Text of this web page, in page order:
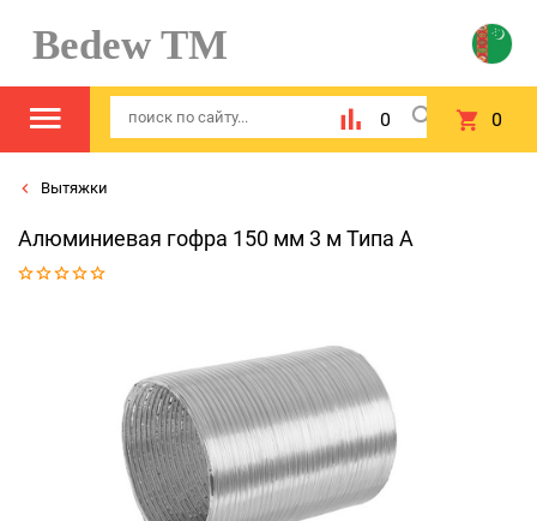
Bedew TM
0 0
Вытяжки
Алюминиевая гофра 150 мм 3 м Типа А